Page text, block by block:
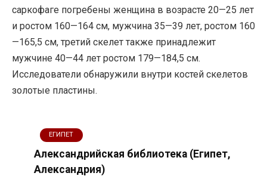
саркофаге погребены женщина в возрасте 20—25 лет
и ростом 160—164 см, мужчина 35—39 лет, ростом 160
—165,5 см, третий скелет также принадлежит
мужчине 40—44 лет ростом 179—184,5 см.
Исследователи обнаружили внутри костей скелетов
золотые пластины.
ЕГИПЕТ
Александрийская библиотека (Египет,
Александрия)